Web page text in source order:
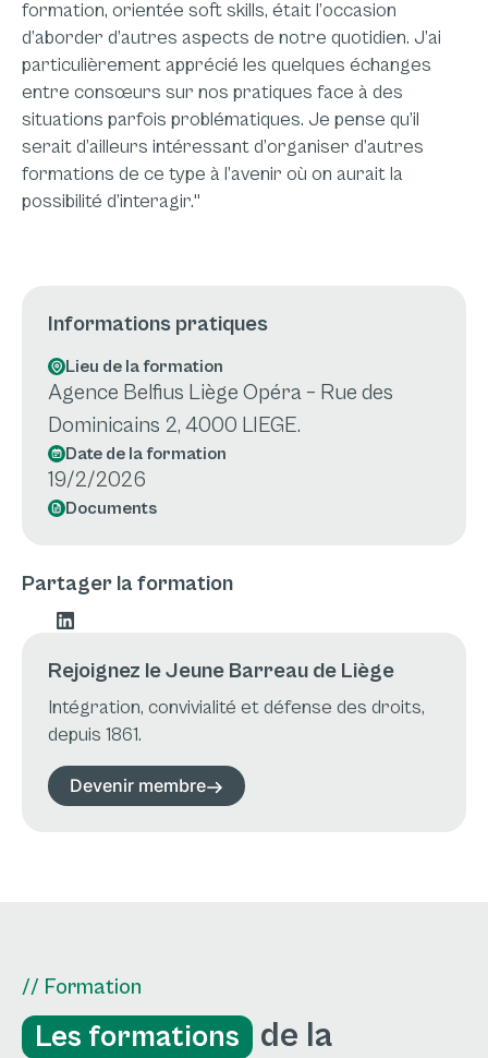
formation, orientée soft skills, était l’occasion
d’aborder d’autres aspects de notre quotidien. J’ai
particulièrement apprécié les quelques échanges
entre consœurs sur nos pratiques face à des
situations parfois problématiques. Je pense qu’il
serait d’ailleurs intéressant d’organiser d’autres
formations de ce type à l’avenir où on aurait la
possibilité d’interagir."
Informations pratiques
Lieu de la formation
Agence Belfius Liège Opéra – Rue des
Dominicains 2, 4000 LIEGE.
Date de la formation
19/2/2026
Documents
Partager la formation
Rejoignez le Jeune Barreau de Liège
Intégration, convivialité et défense des droits,
depuis 1861.
Devenir membre
// Formation
Les formations
de la